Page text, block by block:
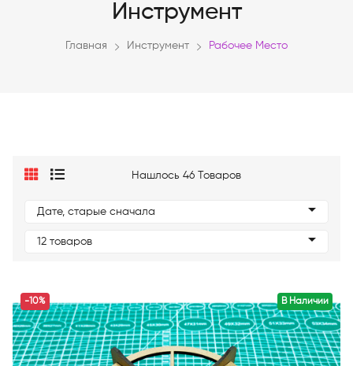
Инструмент
Главная Инструмент Рабочее Место
Нашлось 46 Товаров
Дате, старые сначала
12 товаров
В Наличии
-10%